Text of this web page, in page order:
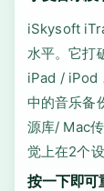
iSkysoft
水平。它打
iPad / iPod
中的音乐备
源库/ Mac
觉上在2个
按一下即